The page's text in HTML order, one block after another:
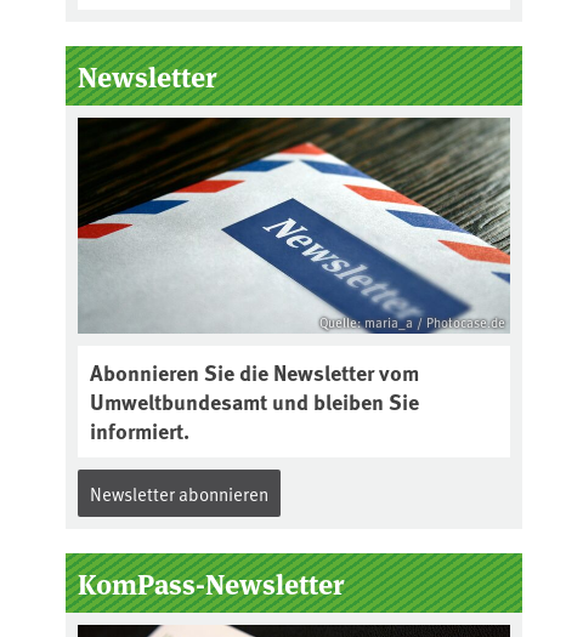
Newsletter
Quelle: maria_a / Photocase.de
Abonnieren Sie die Newsletter vom
Umweltbundesamt und bleiben Sie
informiert.
Newsletter abonnieren
KomPass-Newsletter